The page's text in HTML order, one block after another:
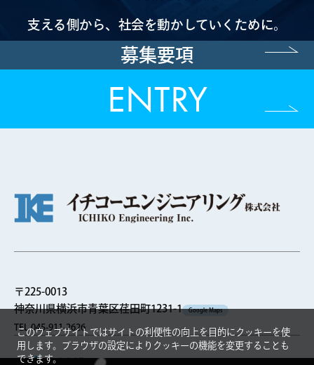
支える側から、社会を動かしていくために。
募集要項
ENTRY
〒225-0013
神奈川県横浜市青葉区荏田町1231-1
Google Maps
TEL 045-911-2626
このウェブサイトではサイトの利便性の向上を目的にクッキーを使
用します。ブラウザの設定によりクッキーの機能を変更することも
できます。